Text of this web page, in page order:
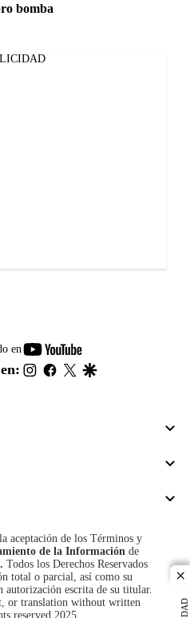
bomba
en
youtube-
footer
instagram
facebook
twitter
aceptación de los Términos y
de la Información de
Todos los Derechos Reservados
total o parcial, así como su
escrita de su titular.
or translation without written
reserved 2025.